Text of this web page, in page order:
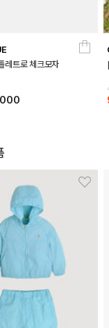
레트로 체크모자